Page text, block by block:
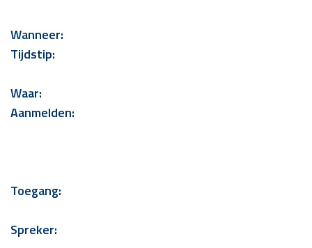
Wanneer:
Tijdstip:
Waar:
Aanmelden:
Toegang:
Spreker: